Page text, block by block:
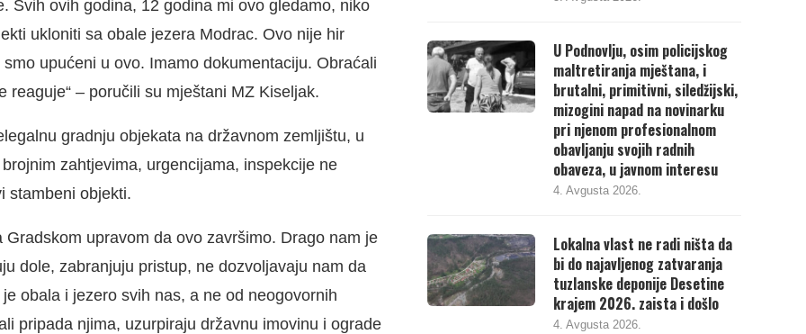
Svih ovih godina, 12 godina mi ovo gledamo, niko
ukloniti sa obale jezera Modrac. Ovo nije hir
upućeni u ovo. Imamo dokumentaciju. Obraćali
– poručili su mještani MZ Kiseljak.
gradnju objekata na državnom zemljištu, u
zahtjevima, urgencijama, inspekcije ne
stambeni objekti.
upravom da ovo završimo. Drago nam je
dole, zabranjuju pristup, ne dozvoljavaju nam da
obala i jezero svih nas, a ne od neogovornih
pripada njima, uzurpiraju državnu imovinu i ograde
U Podnovlju, osim policijskog
maltretiranja mještana, i
brutalni, primitivni, siledžijski,
mizogini napad na novinarku
pri njenom profesionalnom
obavljanju svojih radnih
obaveza, u javnom interesu
4. Avgusta 2026.
Lokalna vlast ne radi ništa da
bi do najavljenog zatvaranja
tuzlanske deponije Desetine
krajem 2026. zaista i došlo
4. Avgusta 2026.